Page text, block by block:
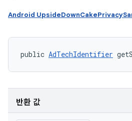
Android
public AdTechIdentifier
반환 값